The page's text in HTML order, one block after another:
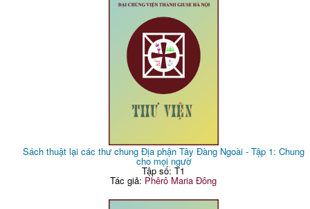
Sách thuật lại các thư chung Địa phận Tây Đàng Ngoài - Tập 1: Chung
cho mọi ngườ
Tập số: T1
Tác giả: Phêrô Maria Đông